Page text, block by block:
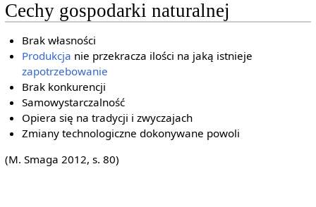
Cechy gospodarki naturalnej
Brak własności
Produkcja nie przekracza ilości na jaką istnieje
zapotrzebowanie
Brak konkurencji
Samowystarczalność
Opiera się na tradycji i zwyczajach
Zmiany technologiczne dokonywane powoli
(M. Smaga 2012, s. 80)